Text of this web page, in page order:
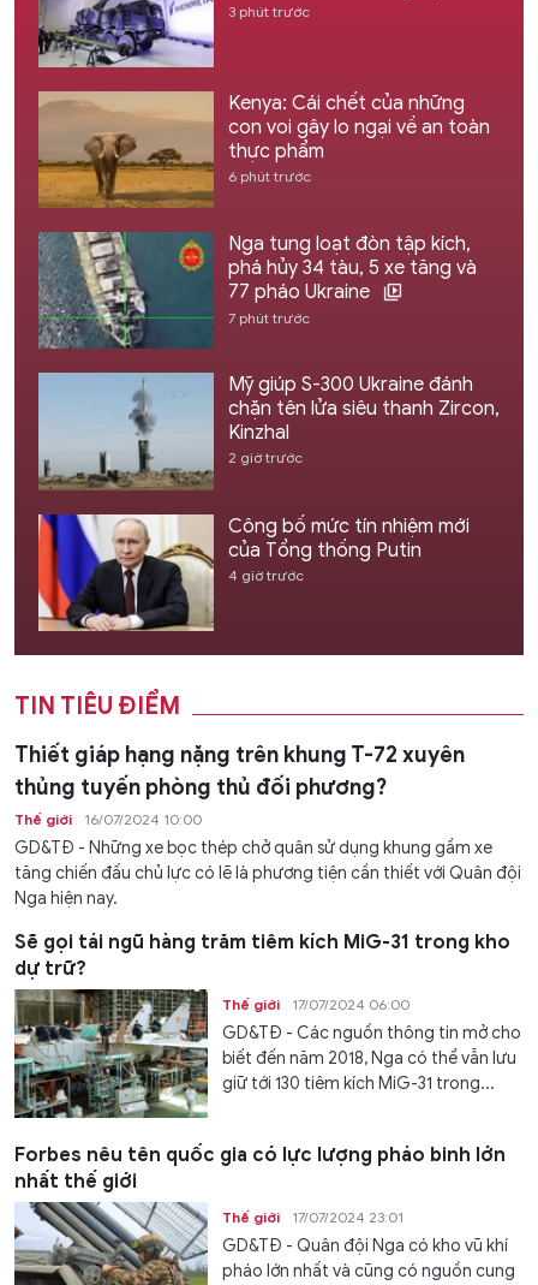
3 phút trước
Kenya: Cái chết của những
con voi gây lo ngại về an toàn
thực phẩm
6 phút trước
Nga tung loạt đòn tập kích,
phá hủy 34 tàu, 5 xe tăng và
77 pháo Ukraine
7 phút trước
Mỹ giúp S-300 Ukraine đánh
chặn tên lửa siêu thanh Zircon,
Kinzhal
2 giờ trước
Công bố mức tín nhiệm mới
của Tổng thống Putin
4 giờ trước
TIN TIÊU ĐIỂM
Thiết giáp hạng nặng trên khung T-72 xuyên
thủng tuyến phòng thủ đối phương?
Thế giới 16/07/2024 10:00
GD&TĐ - Những xe bọc thép chở quân sử dụng khung gầm xe
tăng chiến đấu chủ lực có lẽ là phương tiện cần thiết với Quân đội
Nga hiện nay.
Sẽ gọi tái ngũ hàng trăm tiêm kích MiG-31 trong kho
dự trữ?
Thế giới 17/07/2024 06:00
GD&TĐ - Các nguồn thông tin mở cho
biết đến năm 2018, Nga có thể vẫn lưu
giữ tới 130 tiêm kích MiG-31 trong...
Forbes nêu tên quốc gia có lực lượng pháo binh lớn
nhất thế giới
Thế giới 17/07/2024 23:01
GD&TĐ - Quân đội Nga có kho vũ khí
pháo lớn nhất và cũng có nguồn cung